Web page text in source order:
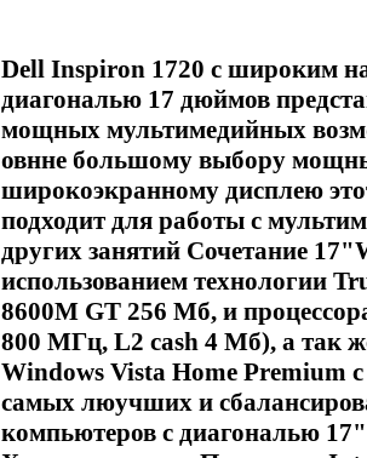
Dell Inspiron 1720 с широким
диагональю 17 дюймов
мощных мультимедийных
овнне большому выбору
широкоэкранному дисплею
подходит для работы с
других занятий Сочетание
использованием технологии
8600M GT 256 Мб, и
800 МГц, L2 cash 4 Мб), а так
Windows Vista Home Premium
самых люучших и
компьютеров с диагональю